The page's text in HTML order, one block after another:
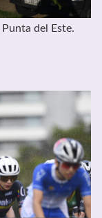
del Este.